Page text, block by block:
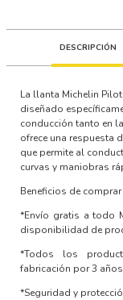
DESCRIPCIÓN
La llanta Michelin
diseñado
conducción tanto en
ofrece una respuesta
que permite al
curvas y maniobras
Beneficios de
*Envío gratis a todo
disponibilidad de
*Todos los
fabricación por 3 años
*Seguridad y